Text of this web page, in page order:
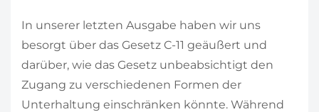
In unserer letzten Ausgabe haben wir uns
besorgt über das Gesetz C-11 geäußert und
darüber, wie das Gesetz unbeabsichtigt den
Zugang zu verschiedenen Formen der
Unterhaltung einschränken könnte. Während